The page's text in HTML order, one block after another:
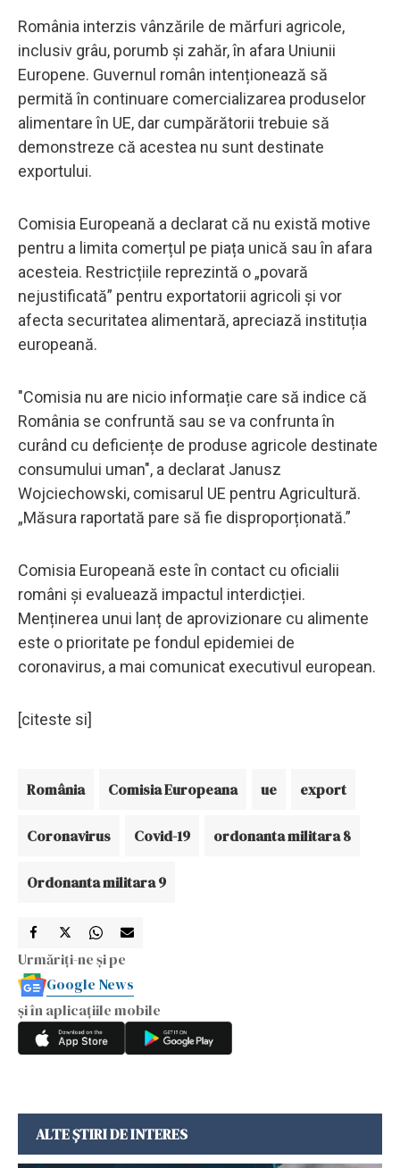
România interzis vânzările de mărfuri agricole,
inclusiv grâu, porumb și zahăr, în afara Uniunii
Europene. Guvernul român intenționează să
permită în continuare comercializarea produselor
alimentare în UE, dar cumpărătorii trebuie să
demonstreze că acestea nu sunt destinate
exportului.
Comisia Europeană a declarat că nu există motive
pentru a limita comerțul pe piața unică sau în afara
acesteia. Restricțiile reprezintă o „povară
nejustificată” pentru exportatorii agricoli și vor
afecta securitatea alimentară, apreciază instituția
europeană.
"Comisia nu are nicio informație care să indice că
România se confruntă sau se va confrunta în
curând cu deficiențe de produse agricole destinate
consumului uman", a declarat Janusz
Wojciechowski, comisarul UE pentru Agricultură.
„Măsura raportată pare să fie disproporționată.”
Comisia Europeană este în contact cu oficialii
români și evaluează impactul interdicției.
Menținerea unui lanț de aprovizionare cu alimente
este o prioritate pe fondul epidemiei de
coronavirus, a mai comunicat executivul european.
[citeste si]
România Comisia Europeana ue export
Coronavirus Covid-19 ordonanta militara 8
Ordonanta militara 9
Urmăriți-ne și pe
Google News
și în aplicațiile mobile
ALTE ȘTIRI DE INTERES